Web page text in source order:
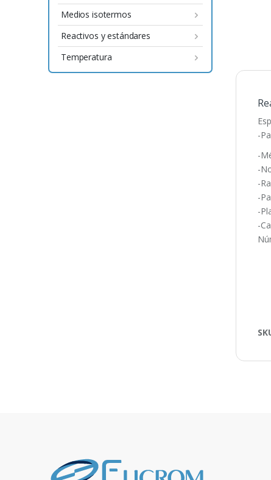
Medios isotermos
Reactivos y estándares
Temperatura
-
-
-
-
-
-
-